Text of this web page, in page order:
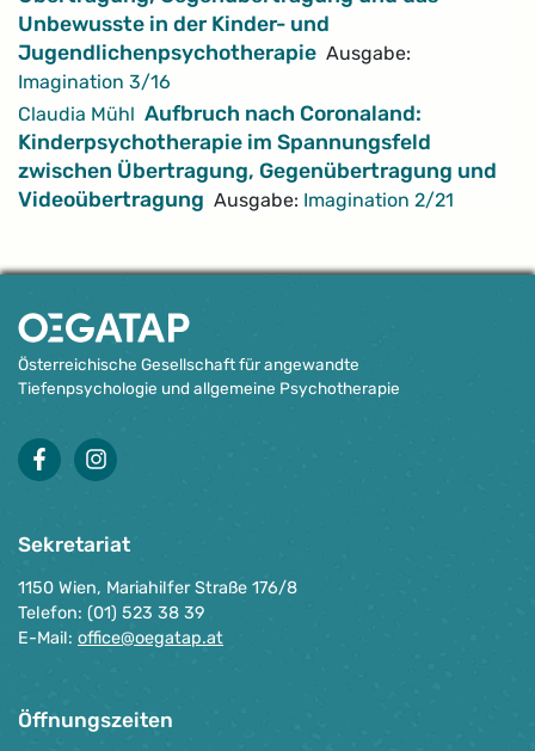
Unbewusste in der Kinder- und
Jugendlichenpsychotherapie Ausgabe:
Imagination 3/16
Claudia Mühl Aufbruch nach Coronaland:
Kinderpsychotherapie im Spannungsfeld
zwischen Übertragung, Gegenübertragung und
Videoübertragung Ausgabe: Imagination 2/21
Österreichische Gesellschaft für angewandte
Tiefenpsychologie und allgemeine Psychotherapie
facebookinstagram
Sekretariat
1150 Wien, Mariahilfer Straße 176/8
Telefon: (01) 523 38 39
E-Mail: office@oegatap.at
Öffnungszeiten